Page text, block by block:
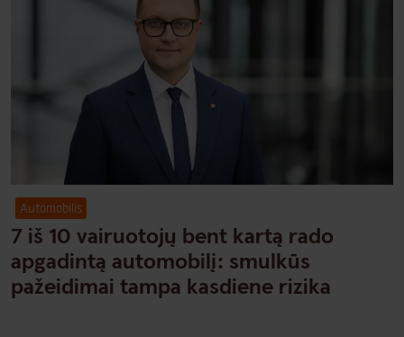
Automobilis
7 iš 10 vairuotojų bent kartą rado
apgadintą automobilį: smulkūs
pažeidimai tampa kasdiene rizika